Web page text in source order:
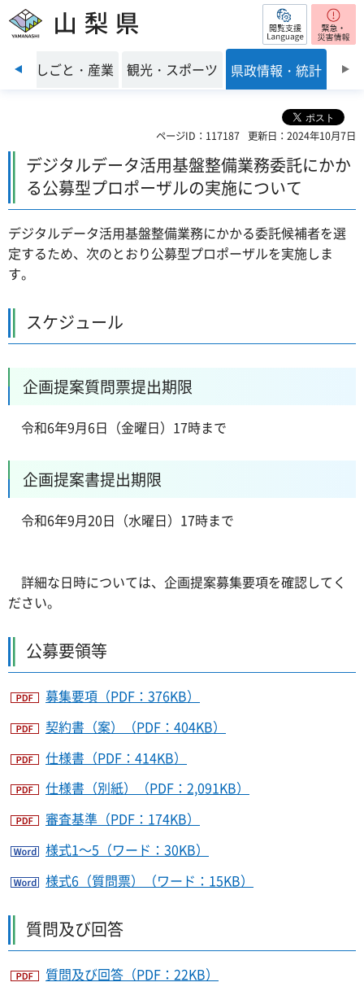
山梨県 閲覧支援
前のスライドを表示
境 しごと・産業 観光・スポーツ 県政情報・統計
ページID：117187 更新日：2024年10月7日
デジタルデータ活用基盤整備業務委託にかか
る公募型プロポーザルの実施について
デジタルデータ活用基盤整備業務にかかる委託候補者を選
定するため、次のとおり公募型プロポーザルを実施しま
す。
スケジュール
企画提案質問票提出期限
令和6年9月6日（金曜日）17時まで
企画提案書提出期限
令和6年9月20日（水曜日）17時まで
詳細な日時については、企画提案募集要項を確認してく
ださい。
公募要領等
募集要項（PDF：376KB）
契約書（案）（PDF：404KB）
仕様書（PDF：414KB）
仕様書（別紙）（PDF：2,091KB）
審査基準（PDF：174KB）
様式1～5（ワード：30KB）
様式6（質問票）（ワード：15KB）
質問及び回答
質問及び回答（PDF：22KB）